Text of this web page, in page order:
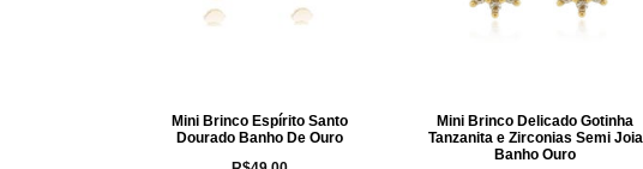
Mini Brinco Espírito Santo
Dourado Banho De Ouro
Mini Brinco Delicado Gotinha
Tanzanita e Zirconias Semi Joia
Banho Ouro